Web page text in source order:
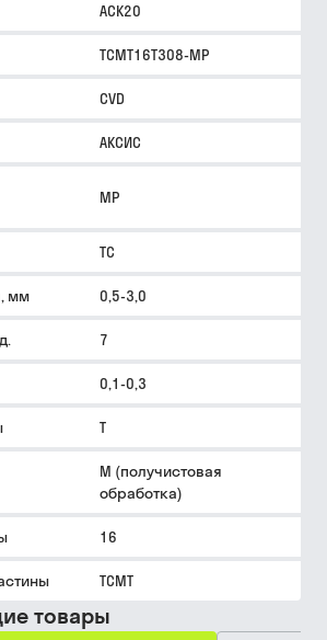
ACK20
TCMT16T308-MP
CVD
АКСИС
MP
TC
мм 0,5-3,0
7
0,1-0,3
T
M (получистовая
обработка)
16
TCMT
товары